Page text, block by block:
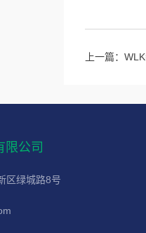
上一篇：
公司
区绿城路8号